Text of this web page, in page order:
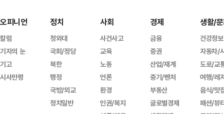
오피니언
칼럼
기자의 눈
기고
시사만평
정치
청와대
국회/정당
북한
행정
국방/외교
정치일반
사회
사건사고
교육
노동
언론
환경
인권/복지
경제
금융
증권
산업/재계
중기/벤처
부동산
글로벌경제
생활/
건강정보
자동차/
도로/교
여행/레
음식/맛
패션/뷰